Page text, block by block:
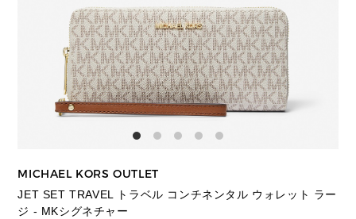
MICHAEL KORS OUTLET
JET SET TRAVEL トラベル コンチネンタル ウォレット ラー
ジ - MKシグネチャー